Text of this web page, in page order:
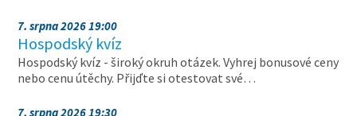
7. srpna 2026 19:00
Hospodský kvíz
Hospodský kvíz - široký okruh otázek. Vyhrej bonusové ceny
nebo cenu útěchy. Přijďte si otestovat své…
7. srpna 2026 19:30